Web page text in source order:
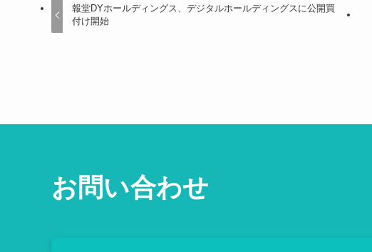
報堂DYホールディングス、デジタルホールディングスに公開買
付け開始
お問い合わせ